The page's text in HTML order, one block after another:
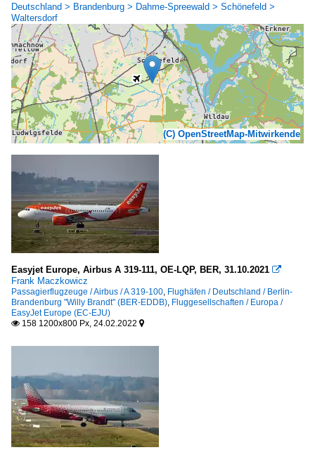
Deutschland > Brandenburg > Dahme-Spreewald > Schönefeld >
Waltersdorf
(C) OpenStreetMap-Mitwirkende
Easyjet Europe, Airbus A 319-111, OE-LQP, BER, 31.10.2021 
Frank Maczkowicz
Passagierflugzeuge / Airbus / A 319-100 Flughäfen / Deutschland / Berlin-
Brandenburg "Willy Brandt" (BER-EDDB) Fluggesellschaften / Europa /
EasyJet Europe (EC-EJU)
 158 1200x800 Px, 24.02.2022 